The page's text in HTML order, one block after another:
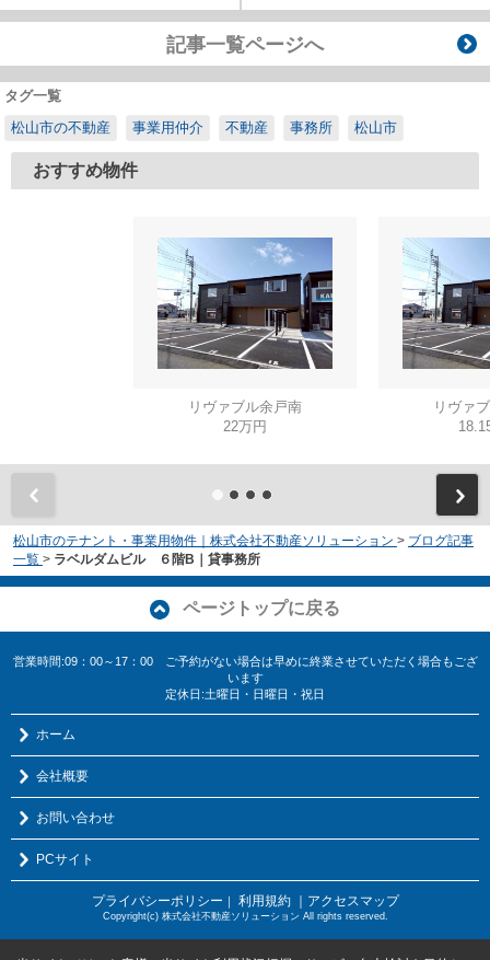
記事一覧ページへ
タグ一覧
松山市の不動産
事業用仲介 不動産 事務所 松山市
おすすめ物件
リヴァブル余戸南
22万円
リヴァ
松山市のテナント・事業用物件｜株式会社不動産ソリューション > ブログ記事
一覧 > ラベルダムビル ６階B｜貸事務所
ページトップに戻る
営業時間:09：00～17：00 ご予約がない場合は早めに終業させていただく場合もござ
います
定休日:土曜日・日曜日・祝日
ホーム
会社概要
お問い合わせ
PCサイト
プライバシーポリシー 利用規約 ｜アクセスマップ
Copyright(c) 株式会社不動産ソリューション All rights reserved.